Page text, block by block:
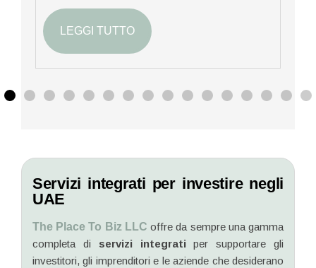
LEGGI TUTTO
Servizi integrati per investire negli
UAE
The Place To Biz LLC offre da sempre una gamma
completa di servizi integratiper supportare gli
investitori, gli imprenditori e le aziende che desiderano